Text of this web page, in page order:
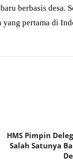
berbasis desa.
pertama di
HMS Pimpin
Salah Satunya